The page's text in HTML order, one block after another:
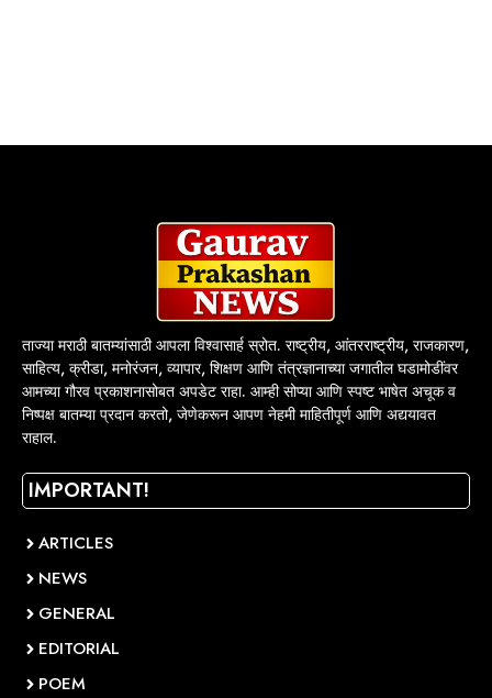
ताज्या मराठी बातम्यांसाठी आपला विश्वासार्ह स्रोत. राष्ट्रीय, आंतरराष्ट्रीय, राजकारण,
साहित्य, क्रीडा, मनोरंजन, व्यापार, शिक्षण आणि तंत्रज्ञानाच्या जगातील घडामोडींवर
आमच्या गौरव प्रकाशनासोबत अपडेट राहा. आम्ही सोप्या आणि स्पष्ट भाषेत अचूक व
निष्पक्ष बातम्या प्रदान करतो, जेणेकरून आपण नेहमी माहितीपूर्ण आणि अद्ययावत
राहाल.
IMPORTANT!
ARTICLES
NEWS
GENERAL
EDITORIAL
POEM